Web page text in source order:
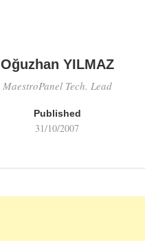
Oğuzhan YILMAZ
MaestroPanel Tech. Lead
Published
31/10/2007